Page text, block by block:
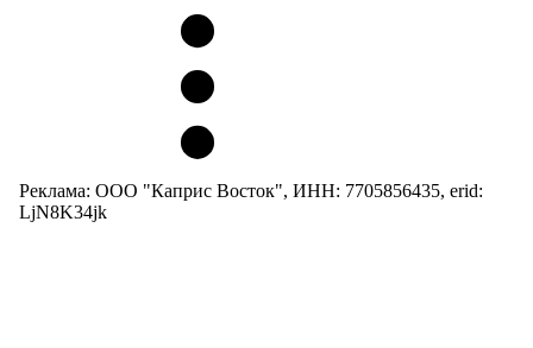
Реклама: ООО "Каприс Восток", ИНН: 7705856435, erid:
LjN8K34jk